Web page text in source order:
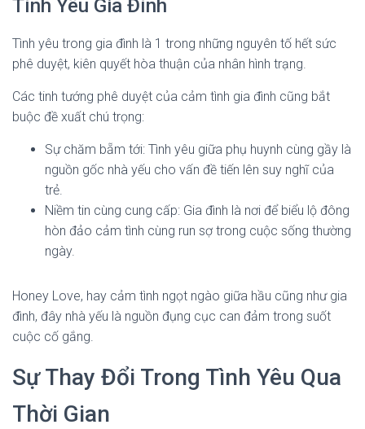
Tình Yêu Gia Đình
Tình yêu trong gia đình là 1 trong những nguyên tố hết sức
phê duyệt, kiên quyết hòa thuận của nhân hình trạng.
Các tinh tướng phê duyệt của cảm tình gia đình cũng bắt
buộc đề xuất chú trọng:
Sự chăm bẵm tới: Tình yêu giữa phụ huynh cùng gầy là
nguồn gốc nhà yếu cho vấn đề tiến lên suy nghĩ của
trẻ.
Niềm tin cùng cung cấp: Gia đình là nơi để biểu lộ đông
hòn đảo cảm tình cùng run sợ trong cuộc sống thường
ngày.
Honey Love, hay cảm tình ngọt ngào giữa hầu cũng như gia
đình, đây nhà yếu là nguồn đụng cục can đảm trong suốt
cuộc cố gắng.
Sự Thay Đổi Trong Tình Yêu Qua
Thời Gian